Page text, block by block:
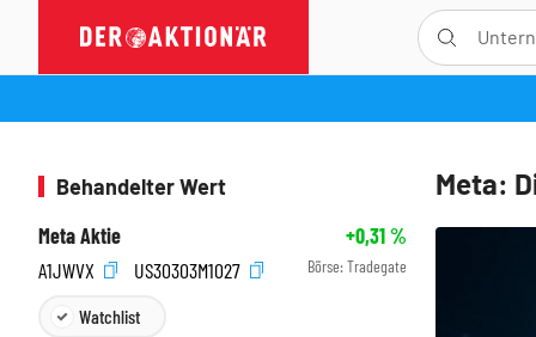
Meta:
Behandelter Wert
Meta Aktie
+0,31%
A1JWVX
US30303M1027 Börse: Tradegate
Watchlist